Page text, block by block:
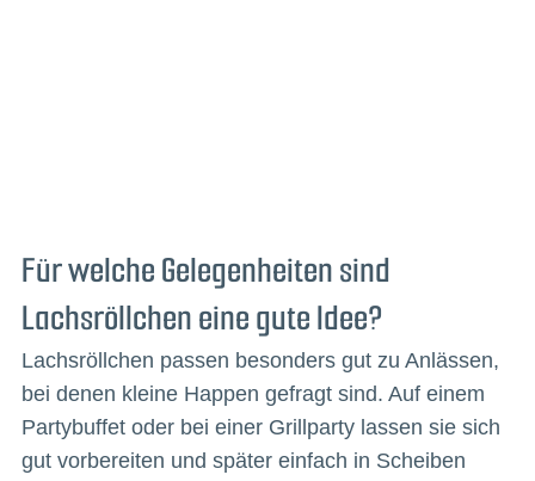
Für welche Gelegenheiten sind
Lachsröllchen eine gute Idee?
Lachsröllchen passen besonders gut zu Anlässen,
bei denen kleine Happen gefragt sind. Auf einem
Partybuffet oder bei einer Grillparty lassen sie sich
gut vorbereiten und später einfach in Scheiben